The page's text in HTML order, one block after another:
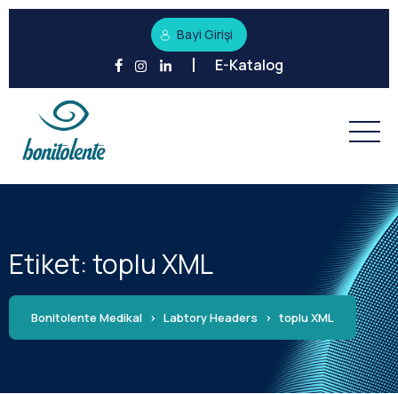
Bayi Girişi
E-Katalog
Etiket:toplu XML
Bonitolente Medikal > Labtory Headers > toplu XML